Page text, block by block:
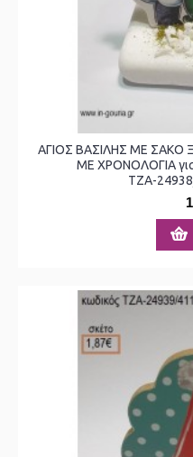
ΑΓΙΟΣ ΒΑΣΙΛΗΣ ΜΕ ΣΑΚΟ
ΜΕ ΧΡΟΝΟΛΟΓΙΑ για
ΤΖΑ-